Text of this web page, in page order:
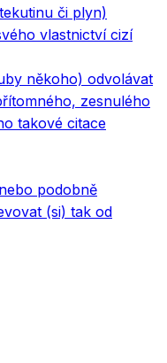
či plyn)
vlastnictví cizí
někoho) odvolávat
zesnulého
takové citace
podobně
(si) tak od